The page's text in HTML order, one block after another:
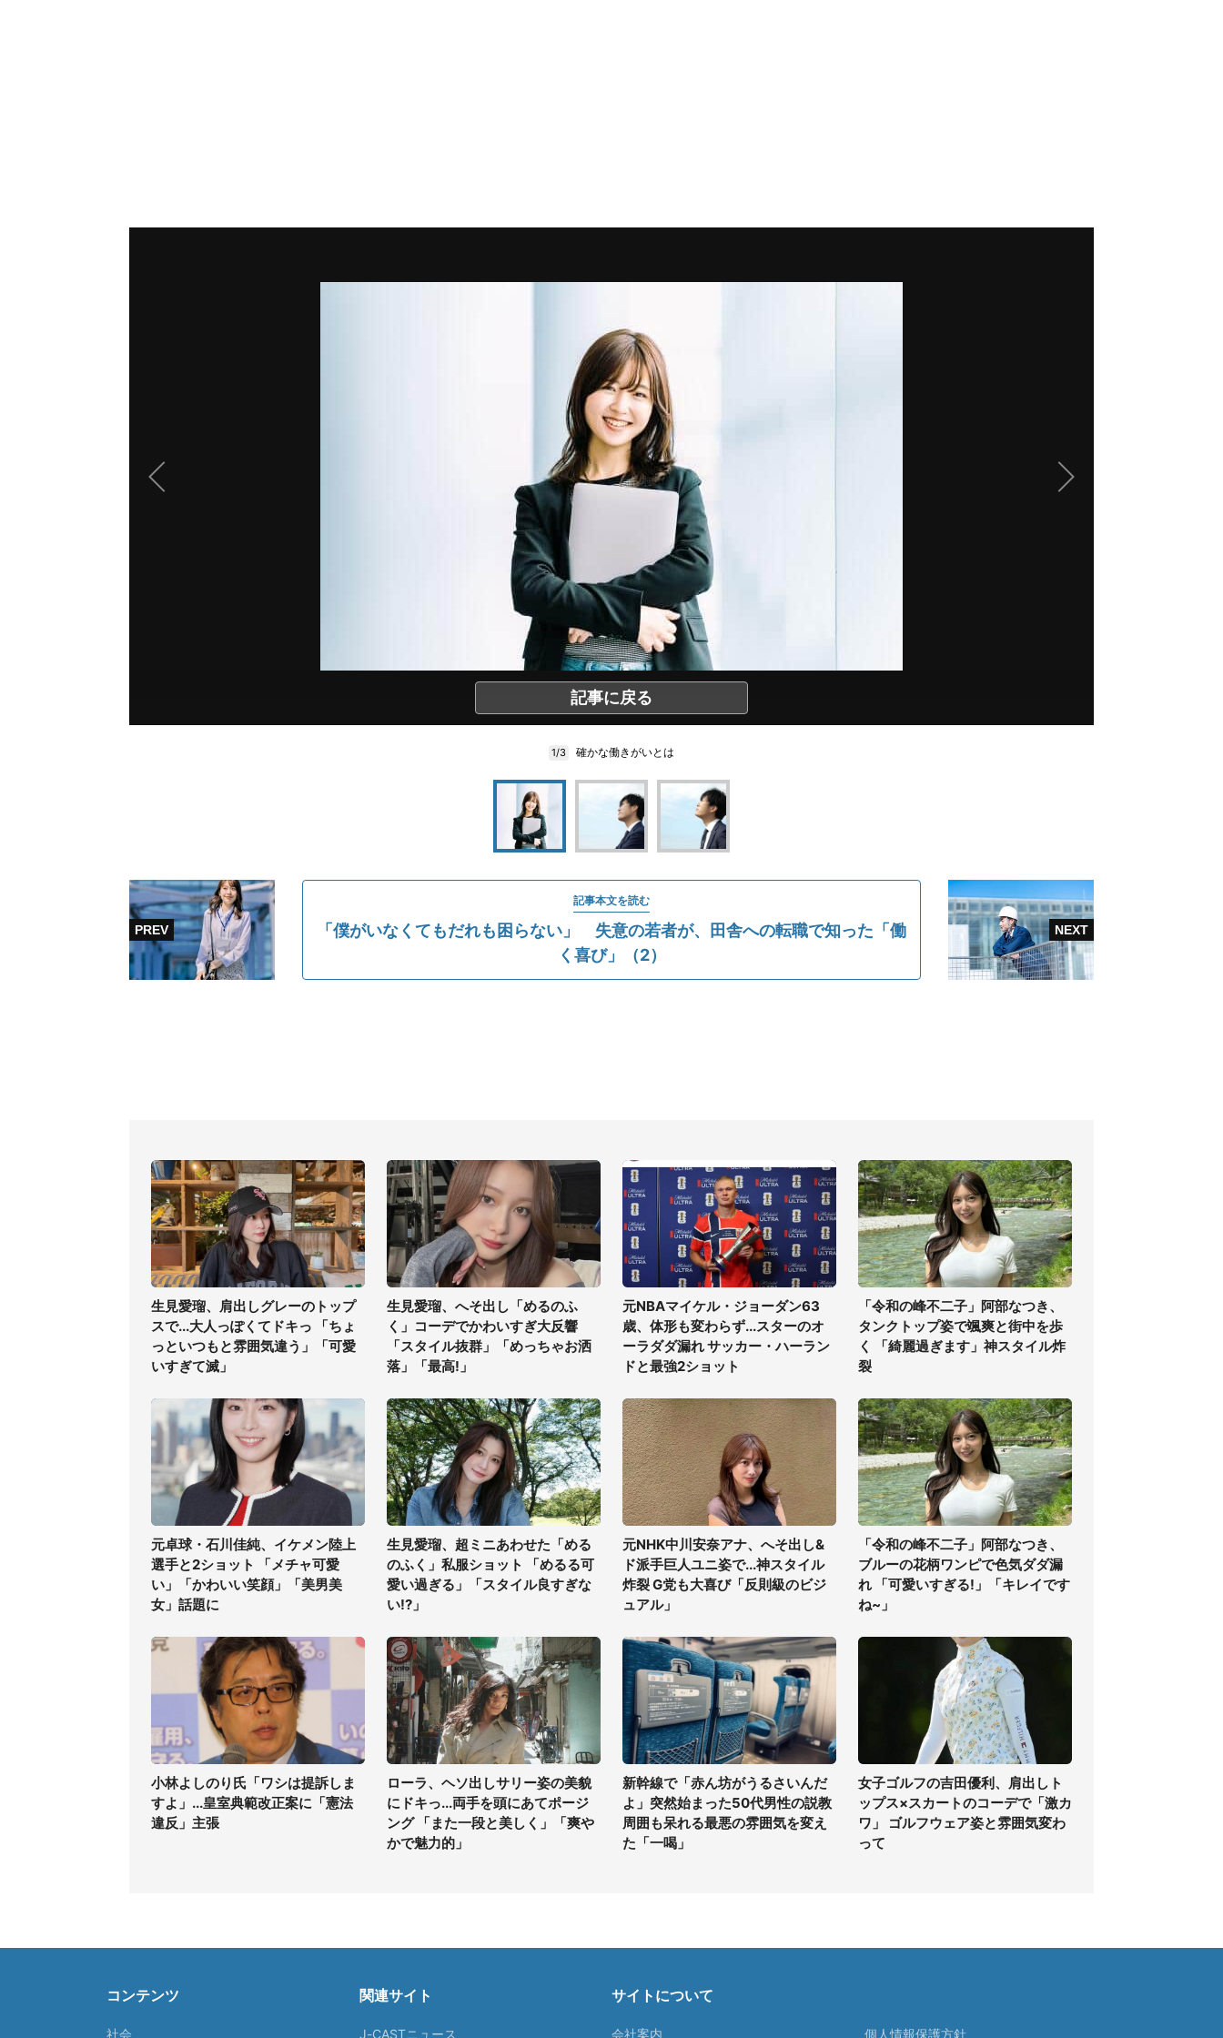
記事に戻る
1/3 確かな働きがいとは
記事本文を読む
「僕がいなくてもだれも困らない」 失意の若者が、田舎への転職で知った「働
く喜び」（2）
生見愛瑠、肩出しグレーのトップ
スで...大人っぽくてドキっ 「ちょ
っといつもと雰囲気違う」「可愛
いすぎて滅」
生見愛瑠、へそ出し「めるのふ
く」コーデでかわいすぎ大反響
「スタイル抜群」「めっちゃお洒
落」「最高!」
元NBAマイケル・ジョーダン63
歳、体形も変わらず...スターのオ
ーラダダ漏れ サッカー・ハーラン
ドと最強2ショット
「令和の峰不二子」阿部なつき、
タンクトップ姿で颯爽と街中を歩
く 「綺麗過ぎます」神スタイル炸
裂
元卓球・石川佳純、イケメン陸上
選手と2ショット 「メチャ可愛
い」「かわいい笑顔」「美男美
女」話題に
生見愛瑠、超ミニあわせた「める
のふく」私服ショット 「めるる可
愛い過ぎる」「スタイル良すぎな
い!?」
元NHK中川安奈アナ、へそ出し&
ド派手巨人ユニ姿で...神スタイル
炸裂 G党も大喜び「反則級のビジ
ュアル」
「令和の峰不二子」阿部なつき、
ブルーの花柄ワンピで色気ダダ漏
れ 「可愛いすぎる!」「キレイです
ね~」
小林よしのり氏「ワシは提訴しま
すよ」...皇室典範改正案に「憲法
違反」主張
ローラ、ヘソ出しサリー姿の美貌
にドキっ...両手を頭にあてポージ
ング 「また一段と美しく」「爽や
かで魅力的」
新幹線で「赤ん坊がうるさいんだ
よ」突然始まった50代男性の説教
周囲も呆れる最悪の雰囲気を変え
た「一喝」
女子ゴルフの吉田優利、肩出しト
ップス×スカートのコーデで「激カ
ワ」 ゴルフウェア姿と雰囲気変わ
って
コンテンツ
社会
関連サイト
J-CASTニュース
サイトについて
会社案内 個人情報保護方針